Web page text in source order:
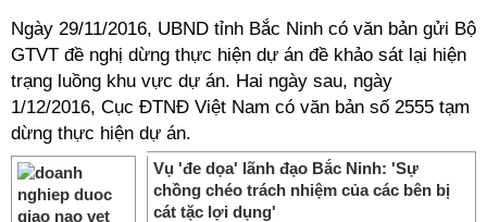
Ngày 29/11/2016, UBND tỉnh Bắc Ninh có văn bản gửi Bộ
GTVT đề nghị dừng thực hiện dự án đề khảo sát lại hiện
trạng luồng khu vực dự án. Hai ngày sau, ngày
1/12/2016, Cục ĐTNĐ Việt Nam có văn bản số 2555 tạm
dừng thực hiện dự án.
Vụ 'đe dọa' lãnh đạo Bắc Ninh: 'Sự
chồng chéo trách nhiệm của các bên bị
cát tặc lợi dụng'